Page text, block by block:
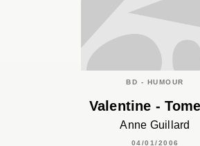
BD - HUMOUR
Valentine -
Anne Guillard
04/01/2006